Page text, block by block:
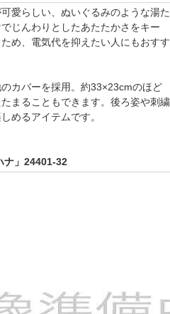
愛らしい、ぬいぐるみのような湯た
じんわりとしたあたたかさをキー
め、電気代を抑えたい人にもおすす
カバーを採用。約33×23cmのほど
まることもできます。後ろ姿や刺繍
めるアイテムです。
ナ」24401-32